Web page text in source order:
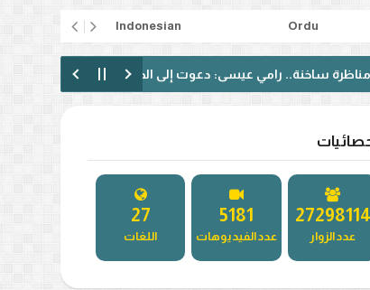
Ordu
Indonesian
رامي عيسى: دعوت إلى الحوار فقوبلت بالتكفير! (فيديو)
27298114
عدد الزوار
5181
عدد الفيديوهات
27
اللغات